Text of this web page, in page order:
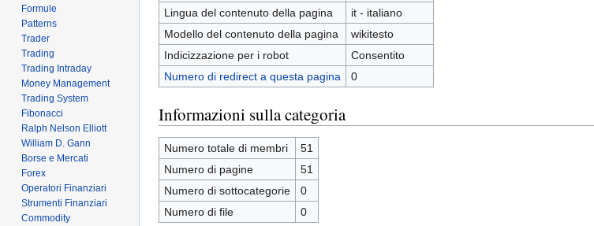
Lingua del contenuto della pagina
it - italiano
Modello del contenuto della pagina
wikitesto
Indicizzazione per i robot
Consentito
Numero di redirect a questa pagina
0
Informazioni sulla categoria
Numero totale di membri
51
Numero di pagine
51
Numero di sottocategorie
0
Numero di file
0
Formule
Patterns
Trader
Trading
Trading Intraday
Money Management
Trading System
Fibonacci
Ralph Nelson Elliott
William D. Gann
Borse e Mercati
Forex
Operatori Finanziari
Strumenti Finanziari
Commodity